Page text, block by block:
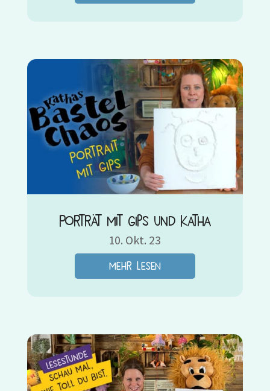
Porträt mit Gips und Katha
10. Okt. 23
mehr lesen